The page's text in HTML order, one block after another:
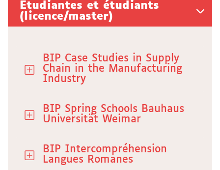
Étudiantes et étudiants
(licence/master)
BIP Case Studies in Supply
Chain in the Manufacturing
Industry
BIP Spring Schools Bauhaus
Universität Weimar
BIP Intercompréhension
Langues Romanes